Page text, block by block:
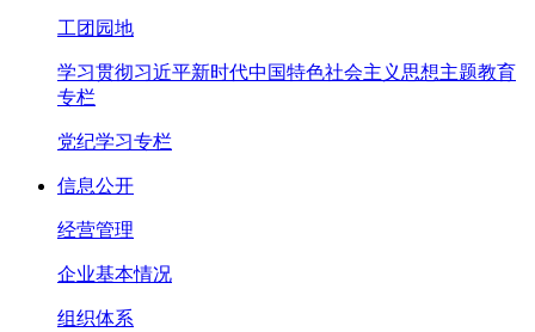
工团园地
学习贯彻习近平新时代中国特色社会主义思想主题教育
专栏
党纪学习专栏
信息公开
经营管理
企业基本情况
组织体系